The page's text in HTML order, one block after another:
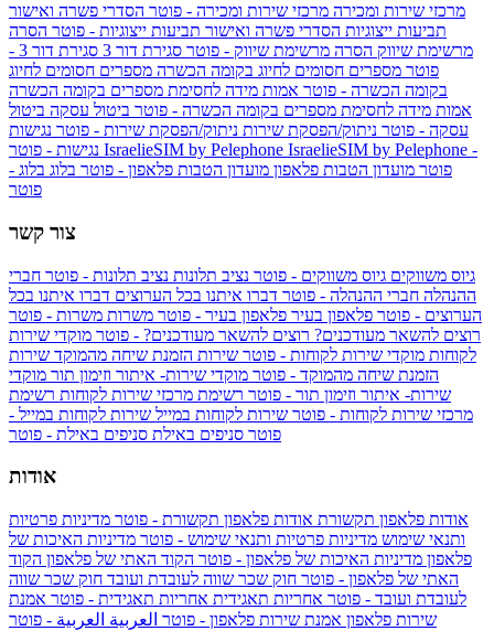
מרכזי שירות ומכירה מרכזי שירות ומכירה - פוטר הסדרי פשרה ואישור
תביעות ייצוגיות הסדרי פשרה ואישור תביעות ייצוגיות - פוטר הסרה
מרשימת שיווק הסרה מרשימת שיווק - פוטר סגירת דור 3
סגירת דור 3 -
פוטר מספרים חסומים לחיוג בקומה הכשרה מספרים חסומים לחיוג
בקומה הכשרה - פוטר אמות מידה לחסימת מספרים בקומה הכשרה
אמות מידה לחסימת מספרים בקומה הכשרה - פוטר ביטול עסקה ביטול
עסקה - פוטר ניתוק/הפסקת שירות ניתוק/הפסקת שירות - פוטר נגישות
IsraelieSIM by Pelephone IsraelieSIM by Pelephone -
פוטר מועדון הטבות פלאפון מועדון הטבות פלאפון - פוטר בלוג בלוג -
פוטר
צור קשר
גיוס משווקים גיוס משווקים - פוטר נציב תלונות נציב תלונות - פוטר חברי
ההנהלה חברי ההנהלה - פוטר דברו איתנו בכל הערוצים דברו איתנו בכל
הערוצים - פוטר פלאפון בעיר פלאפון בעיר - פוטר משרות משרות - פוטר
רוצים להשאר מעודכנים? רוצים להשאר מעודכנים? - פוטר מוקדי שירות
לקוחות מוקדי שירות לקוחות - פוטר שירות הזמנת שיחה מהמוקד שירות
הזמנת שיחה מהמוקד - פוטר מוקדי שירות- איתור וזימון תור מוקדי
שירות- איתור וזימון תור - פוטר רשימת מרכזי שירות לקוחות רשימת
מרכזי שירות לקוחות - פוטר שירות לקוחות במייל שירות לקוחות במייל -
פוטר סניפים באילת סניפים באילת - פוטר
אודות
אודות פלאפון תקשורת אודות פלאפון תקשורת - פוטר מדיניות פרטיות
ותנאי שימוש מדיניות פרטיות ותנאי שימוש - פוטר מדיניות האיכות של
פלאפון מדיניות האיכות של פלאפון - פוטר הקוד האתי של פלאפון הקוד
האתי של פלאפון - פוטר חוק שכר שווה לעובדת ועובד חוק שכר שווה
לעובדת ועובד - פוטר אחריות תאגידית אחריות תאגידית - פוטר אמנת
שירות פלאפון אמנת שירות פלאפון - פוטר العربية العربية - פוטר